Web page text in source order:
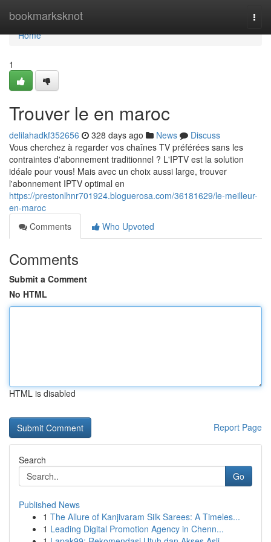
bookmarksknot
Home
Home
1
Trouver le en maroc
delilahadkf352656 328 days ago News
Discuss
Vous cherchez à regarder vos chaînes TV préférées sans les
contraintes d'abonnement traditionnel ? L'IPTV est la solution
idéale pour vous! Mais avec un choix aussi large, trouver
l'abonnement IPTV optimal en
https://prestonlhnr701924.bloguerosa.com/36181629/le-meilleur-
en-maroc
Comments
Who Upvoted
Comments
Submit a Comment
No HTML
HTML is disabled
Report Page
Search
Go
Published News
1 The Allure of Kanjivaram Silk Sarees: A Timeles...
1 Leading Digital Promotion Agency in Chenn...